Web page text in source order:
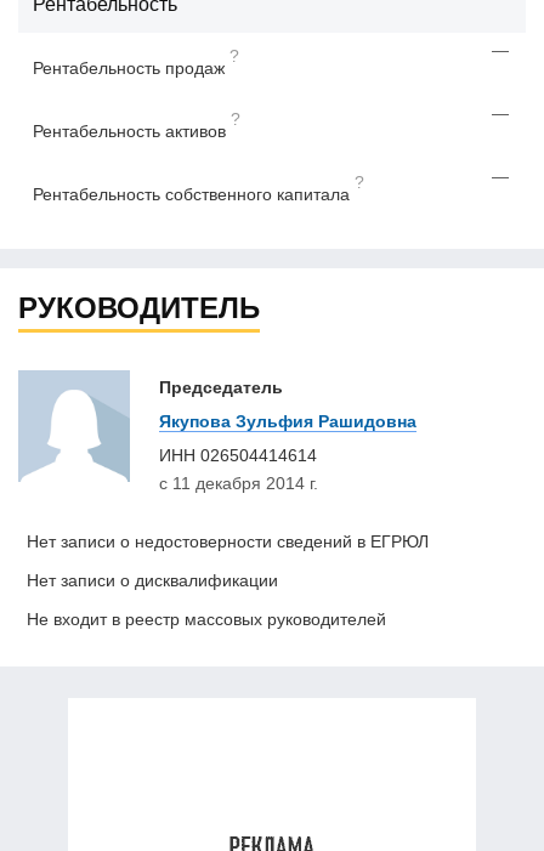
Рентабельность
Рентабельность продаж
? —
Рентабельность активов
? —
Рентабельность собственного капитала
? —
РУКОВОДИТЕЛЬ
Председатель
Якупова Зульфия Рашидовна
ИНН 026504414614
с 11 декабря 2014 г.
Нет записи о недостоверности сведений в ЕГРЮЛ
Нет записи о дисквалификации
Не входит в реестр массовых руководителей